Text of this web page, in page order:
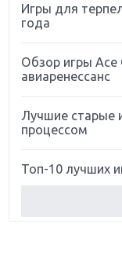
Игры для
года
Обзор игры Ace
авиаренессанс
Лучшие старые
процессом
Топ-10 лучших